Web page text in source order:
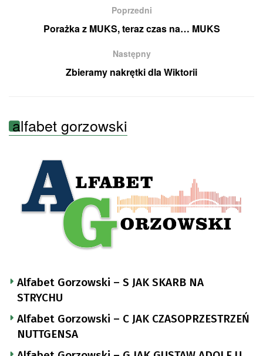
Poprzedni
Porażka z MUKS, teraz czas na… MUKS
Następny
Zbieramy nakrętki dla Wiktorii
alfabet gorzowski
Alfabet Gorzowski – S JAK SKARB NA
STRYCHU
Alfabet Gorzowski – C JAK CZASOPRZESTRZEŃ
NUTTGENSA